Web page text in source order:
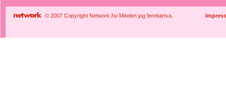
© 2007 Copyright Network.hu Minden jog fenntartva.